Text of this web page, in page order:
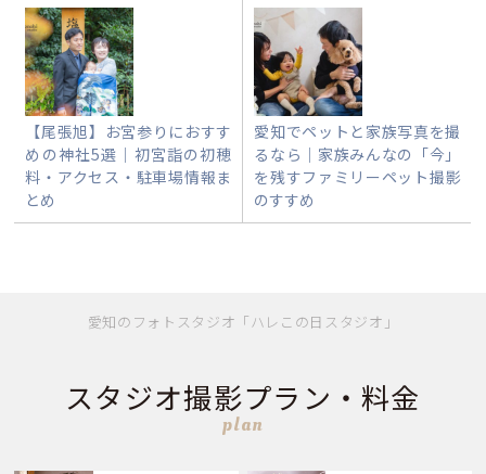
【尾張旭】お宮参りにおすす
めの神社5選｜初宮詣の初穂
料・アクセス・駐車場情報ま
とめ
愛知でペットと家族写真を撮
るなら｜家族みんなの「今」
を残すファミリーペット撮影
のすすめ
愛知のフォトスタジオ「ハレこの日スタジオ」
スタジオ撮影プラン・料金
plan